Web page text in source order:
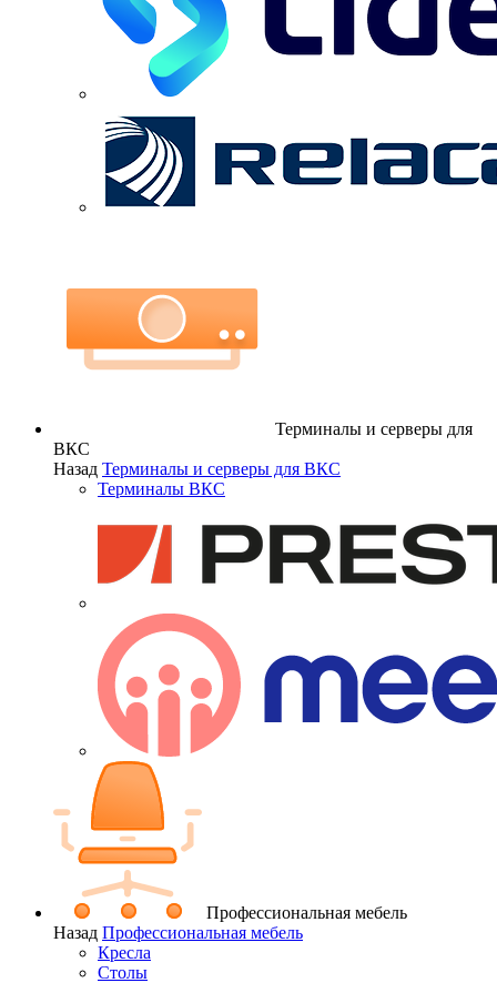
Терминалы и серверы для
ВКС
Назад Терминалы и серверы для ВКС
Терминалы ВКС
Профессиональная мебель
Назад Профессиональная мебель
Кресла
Столы